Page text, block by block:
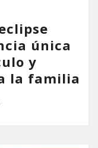
única
y
la familia